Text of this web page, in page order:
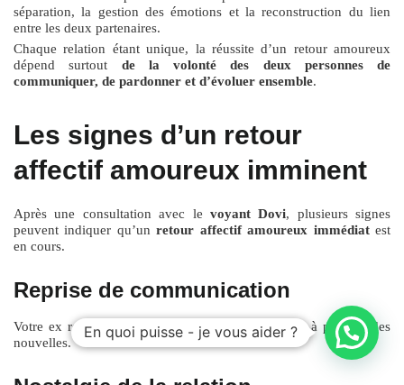
séparation, la gestion des émotions et la reconstruction du lien
entre les deux partenaires.
Chaque relation étant unique, la réussite d’un retour amoureux
dépend surtout de la volonté des deux personnes de
communiquer, de pardonner et d’évoluer ensemble.
Les signes d’un retour
affectif amoureux imminent
Après une consultation avec le voyant Dovi, plusieurs signes
peuvent indiquer qu’unretour affectif amoureux immédiatest
en cours.
Reprise de communication
Votre ex recommence à envoyer des messages ou à prendre des
nouvelles.
En quoi puisse - je vous aider ?